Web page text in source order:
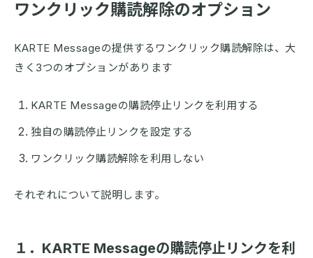
ワンクリック購読解除のオプション
KARTE Messageの提供するワンクリック購読解除は、大
きく3つのオプションがあります
KARTE Messageの購読停止リンクを利用する
独自の購読停止リンクを設定する
ワンクリック購読解除を利用しない
それぞれについて説明します。
１．KARTE Messageの購読停止リンクを利